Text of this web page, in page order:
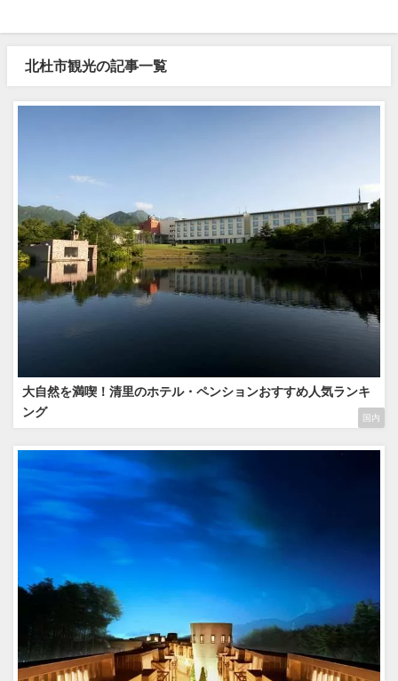
北杜市観光の記事一覧
国内
大自然を満喫！清里のホテル・ペンションおすすめ人気ランキ
ング